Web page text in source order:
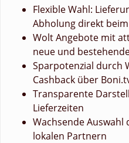
Flexible Wahl:
Abholung direkt
Wolt Angebote mit
neue und
Sparpotenzial durch
Cashback über
Transparente
Lieferzeiten
Wachsende
lokalen Partnern